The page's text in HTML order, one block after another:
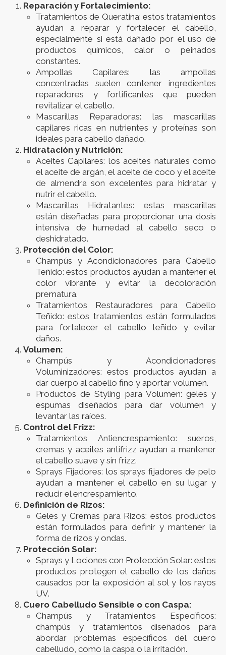
Reparación y Fortalecimiento:
Tratamientos de Queratina: estos tratamientos
ayudan a reparar y fortalecer el cabello,
especialmente si está dañado por el uso de
productos químicos, calor o peinados
constantes.
Ampollas Capilares: las ampollas
concentradas suelen contener ingredientes
reparadores y fortificantes que pueden
revitalizar el cabello.
Mascarillas Reparadoras: las mascarillas
capilares ricas en nutrientes y proteínas son
ideales para cabello dañado.
Hidratación y Nutrición:
Aceites Capilares: los aceites naturales como
el aceite de argán, el aceite de coco y el aceite
de almendra son excelentes para hidratar y
nutrir el cabello.
Mascarillas Hidratantes: estas mascarillas
están diseñadas para proporcionar una dosis
intensiva de humedad al cabello seco o
deshidratado.
Protección del Color:
Champús y Acondicionadores para Cabello
Teñido: estos productos ayudan a mantener el
color vibrante y evitar la decoloración
prematura.
Tratamientos Restauradores para Cabello
Teñido: estos tratamientos están formulados
para fortalecer el cabello teñido y evitar
daños.
Volumen:
Champús y Acondicionadores
Voluminizadores: estos productos ayudan a
dar cuerpo al cabello fino y aportar volumen.
Productos de Styling para Volumen: geles y
espumas diseñados para dar volumen y
levantar las raíces.
Control del Frizz:
Tratamientos Antiencrespamiento: sueros,
cremas y aceites antifrizz ayudan a mantener
el cabello suave y sin frizz.
Sprays Fijadores: los sprays fijadores de pelo
ayudan a mantener el cabello en su lugar y
reducir el encrespamiento.
Definición de Rizos:
Geles y Cremas para Rizos: estos productos
están formulados para definir y mantener la
forma de rizos y ondas.
Protección Solar:
Sprays y Lociones con Protección Solar: estos
productos protegen el cabello de los daños
causados por la exposición al sol y los rayos
UV.
Cuero Cabelludo Sensible o con Caspa:
Champús y Tratamientos Específicos:
champús y tratamientos diseñados para
abordar problemas específicos del cuero
cabelludo, como la caspa o la irritación.